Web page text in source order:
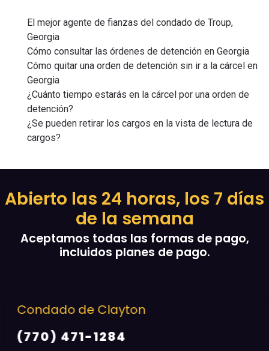
El mejor agente de fianzas del condado de Troup,
Georgia
Cómo consultar las órdenes de detención en Georgia
Cómo quitar una orden de detención sin ir a la cárcel en
Georgia
¿Cuánto tiempo estarás en la cárcel por una orden de
detención?
¿Se pueden retirar los cargos en la vista de lectura de
cargos?
Abierto las 24 horas, los 7 días
de la semana
Aceptamos todas las formas de pago,
incluidos planes de pago.
Condado de Clayton
(770) 471-1284